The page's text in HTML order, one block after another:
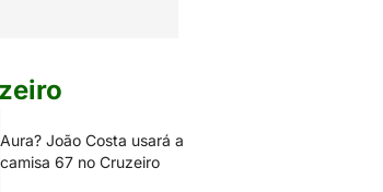
Aura? João Costa usará a
camisa 67 no Cruzeiro